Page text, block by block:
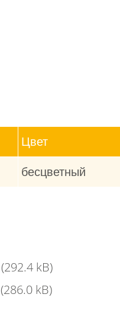
Цвет
бесцветный
(292.4 kB)
(286.0 kB)